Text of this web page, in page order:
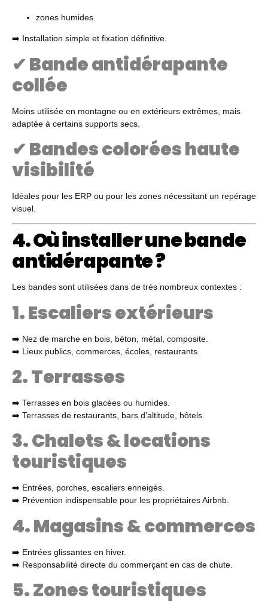
zones humides.
➡️ Installation simple et fixation définitive.
✔ Bande antidérapante
collée
Moins utilisée en montagne ou en extérieurs extrêmes, mais
adaptée à certains supports secs.
✔ Bandes colorées haute
visibilité
Idéales pour les ERP ou pour les zones nécessitant un repérage
visuel.
4. Où installer une bande
antidérapante ?
Les bandes sont utilisées dans de très nombreux contextes :
1. Escaliers extérieurs
➡️ Nez de marche en bois, béton, métal, composite.
➡️ Lieux publics, commerces, écoles, restaurants.
2. Terrasses
➡️ Terrasses en bois glacées ou humides.
➡️ Terrasses de restaurants, bars d’altitude, hôtels.
3. Chalets & locations
touristiques
➡️ Entrées, porches, escaliers enneigés.
➡️ Prévention indispensable pour les propriétaires Airbnb.
4. Magasins & commerces
➡️ Entrées glissantes en hiver.
➡️ Responsabilité directe du commerçant en cas de chute.
5. Zones touristiques